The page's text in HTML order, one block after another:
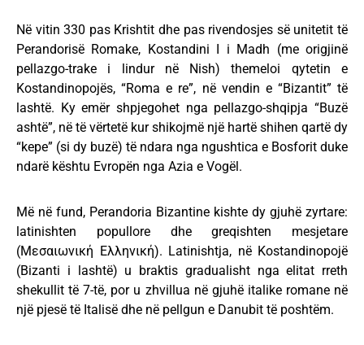
Në vitin 330 pas Krishtit dhe pas rivendosjes së unitetit të
Perandorisë Romake, Kostandini I i Madh (me origjinë
pellazgo-trake i lindur në Nish) themeloi qytetin e
Kostandinopojës, “Roma e re”, në vendin e “Bizantit” të
lashtë. Ky emër shpjegohet nga pellazgo-shqipja “Buzë
ashtë”, në të vërtetë kur shikojmë një hartë shihen qartë dy
“kepe” (si dy buzë) të ndara nga ngushtica e Bosforit duke
ndarë kështu Evropën nga Azia e Vogël.
Më në fund, Perandoria Bizantine kishte dy gjuhë zyrtare:
latinishten popullore dhe greqishten mesjetare
(Μεσαιωνική Ελληνική). Latinishtja, në Kostandinopojë
(Bizanti i lashtë) u braktis gradualisht nga elitat rreth
shekullit të 7-të, por u zhvillua në gjuhë italike romane në
një pjesë të Italisë dhe në pellgun e Danubit të poshtëm.